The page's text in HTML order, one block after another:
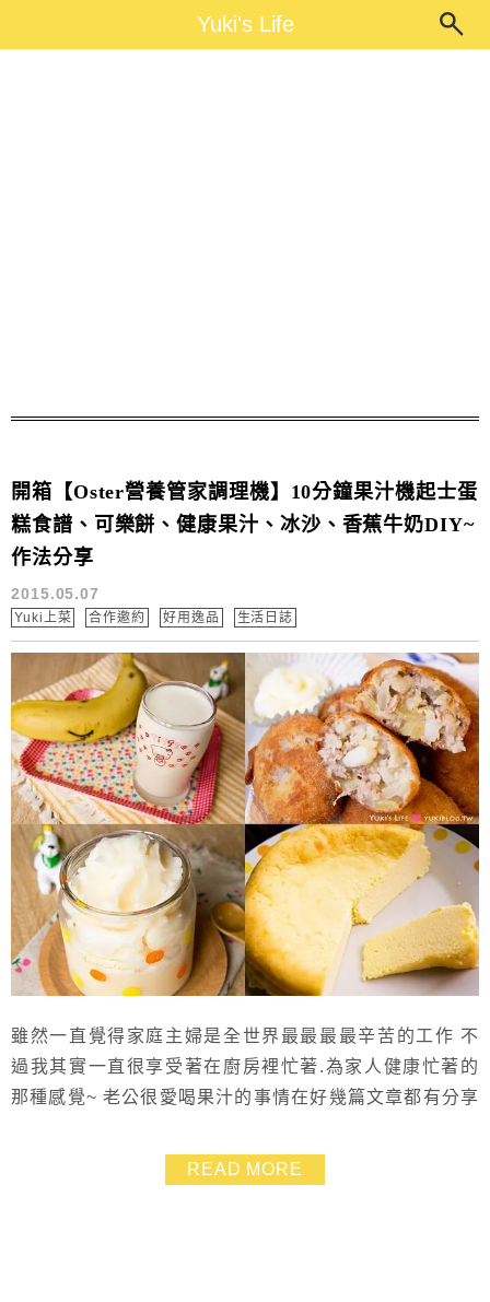
Yuki's LifeYuki's Life
開箱【Oster營養管家調理機】10分鐘果汁機起士蛋
糕食譜、可樂餅、健康果汁、冰沙、香蕉牛奶DIY~
作法分享
2015.05.07
Yuki上菜 合作邀約 好用逸品 生活日誌
雖然一直覺得家庭主婦是全世界最最最最辛苦的工作 不
過我其實一直很享受著在廚房裡忙著.為家人健康忙著的
那種感覺~ 老公很愛喝果汁的事情在好幾篇文章都有分享
用攪拌棒的果汁喝起來比較有微粒感.這時正是考驗
【Oster營養管家調理機】功力的時候了! 【Oster營養管
READ MORE